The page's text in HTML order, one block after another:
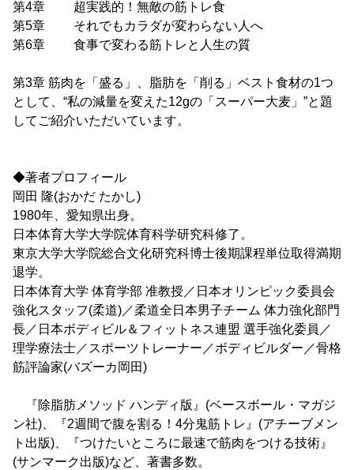
第4章 超実践的！無敵の筋トレ食
第5章 それでもカラダが変わらない人へ
第6章 食事で変わる筋トレと人生の質
第3章 筋肉を「盛る」、脂肪を「削る」ベスト食材の1つ
として、“私の減量を変えた12gの「スーパー大麦」”と題
してご紹介いただいています。
◆著者プロフィール
岡田 隆(おかだ たかし)
1980年、愛知県出身。
日本体育大学大学院体育科学研究科修了。
東京大学大学院総合文化研究科博士後期課程単位取得満期
退学。
日本体育大学 体育学部 准教授／日本オリンピック委員会
強化スタッフ(柔道)／柔道全日本男子チーム 体力強化部門
長／日本ボディビル＆フィットネス連盟 選手強化委員／
理学療法士／スポーツトレーナー／ボディビルダー／骨格
筋評論家(バズーカ岡田)
『除脂肪メソッド ハンディ版』(ベースボール・マガジ
ン社)、『2週間で腹を割る！4分鬼筋トレ』(アチーブメン
ト出版)、『つけたいところに最速で筋肉をつける技術』
(サンマーク出版)など、著書多数。